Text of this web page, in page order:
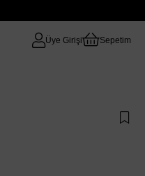
Üye Girişi Sepetim